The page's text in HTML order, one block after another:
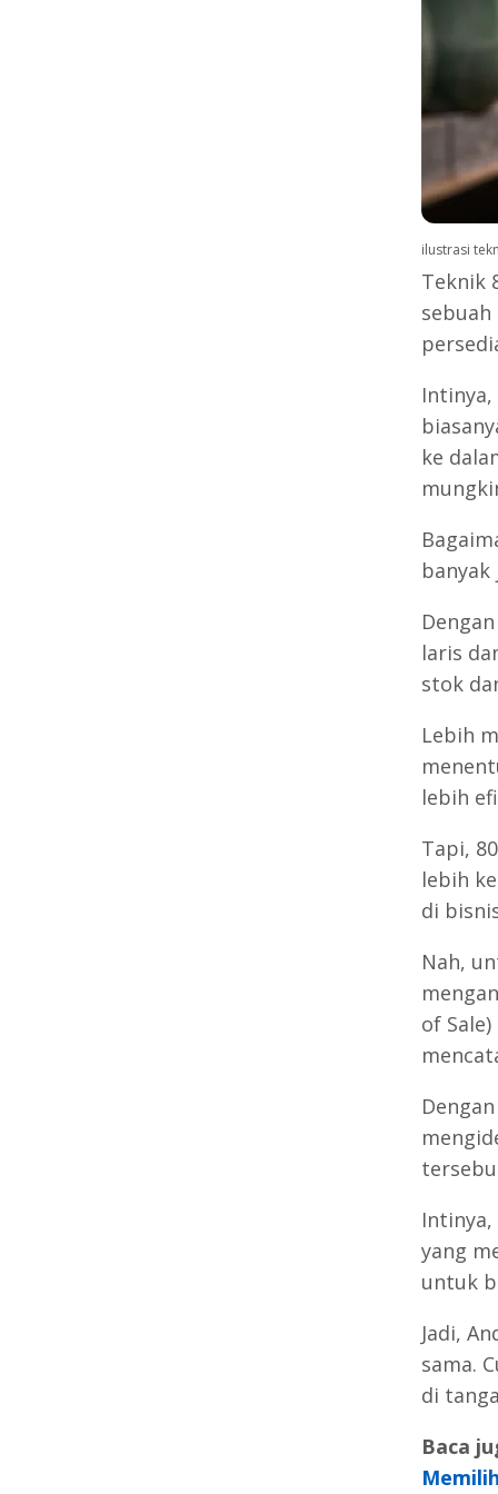
ilustrasi
Teknik
ke
banyak
laris
stok
Lebih
lebih
Tapi,
lebih
di
Nah,
of
yang
untuk
Jadi,
sama.
di
Baca